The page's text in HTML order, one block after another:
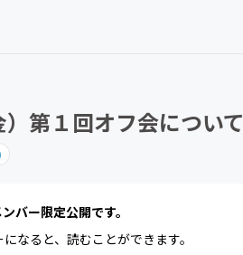
第１回オフ会について
バー限定公開です。
なると、読むことができます。